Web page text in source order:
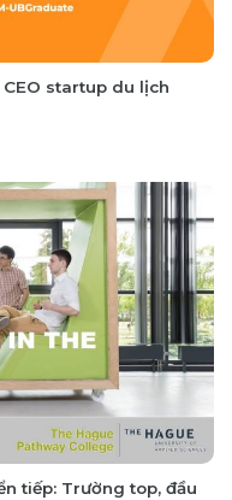
startup du lịch
tiếp: Trường top, đầu